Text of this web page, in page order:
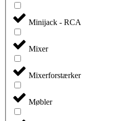
Minijack - RCA
Mixer
Mixerforstærker
Møbler